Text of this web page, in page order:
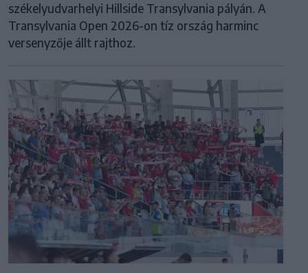
székelyudvarhelyi Hillside Transylvania pályán. A
Transylvania Open 2026-on tíz ország harminc
versenyzője állt rajthoz.